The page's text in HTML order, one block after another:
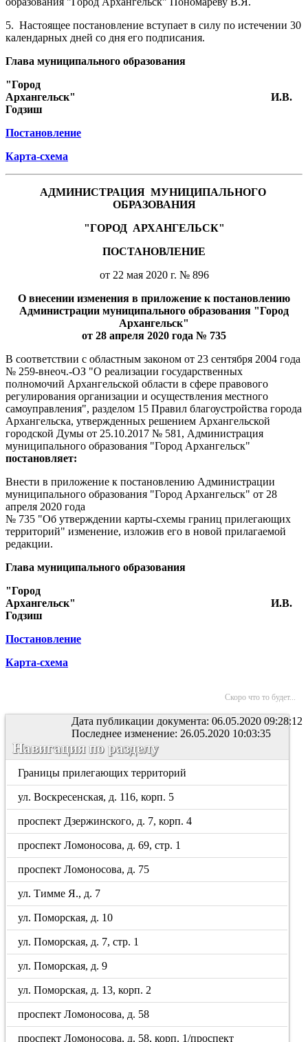
5. Настоящее постановление вступает в силу по истечении 30
календарных дней со дня его подписания.
Глава муниципального образования
"Город
Архангельск"
И.В.
Годзиш
Постановление
Карта-схема
АДМИНИСТРАЦИЯ МУНИЦИПАЛЬНОГО
ОБРАЗОВАНИЯ
"ГОРОД АРХАНГЕЛЬСК"
ПОСТАНОВЛЕНИЕ
от 22 мая 2020 г. № 896
О внесении изменения в приложение к постановлению
Администрации муниципального образования "Город
Архангельск"
от 28 апреля 2020 года № 735
В соответствии с областным законом от 23 сентября 2004 года
№ 259-внеоч.-ОЗ "О реализации государственных
полномочий Архангельской области в сфере правового
регулирования организации и осуществления местного
самоуправления", разделом 15 Правил благоустройства города
Архангельска, утвержденных решением Архангельской
городской Думы от 25.10.2017 № 581, Администрация
муниципального образования "Город Архангельск"
постановляет:
Внести в приложение к постановлению Администрации
муниципального образования "Город Архангельск" от 28
апреля 2020 года
№ 735 "Об утверждении карты-схемы границ прилегающих
территорий" изменение, изложив его в новой прилагаемой
редакции.
Глава муниципального образования
"Город
Архангельск"
И.В.
Годзиш
Постановление
Карта-схема
Скоро что то будет...
Дата публикации документа: 06.05.2020 09:28:12
Последнее изменение: 26.05.2020 10:03:35
Навигация по разделу
Границы прилегающих территорий
ул. Воскресенская, д. 116, корп. 5
проспект Дзержинского, д. 7, корп. 4
проспект Ломоносова, д. 69, стр. 1
проспект Ломоносова, д. 75
ул. Тимме Я., д. 7
ул. Поморская, д. 10
ул. Поморская, д. 7, стр. 1
ул. Поморская, д. 9
ул. Поморская, д. 13, корп. 2
проспект Ломоносова, д. 58
проспект Ломоносова, д. 58, корп. 1/проспект